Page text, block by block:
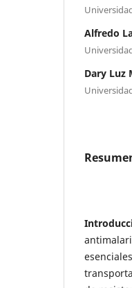
Alfredo
Dary Luz